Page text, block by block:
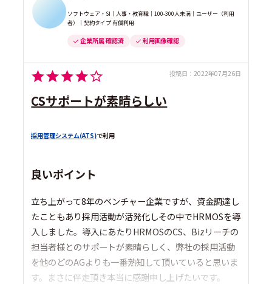
ソフトウェア・SI｜人事・教育職｜100-300人未満｜ユーザー（利用
者）｜契約タイプ 有償利用
企業所属 確認済 利用画像確認
投稿日： 2022年07月26日
CSサポートが素晴らしい
採用管理システム(ATS)で利用
良いポイント
立ち上がって8年のベンチャー企業ですが、資金調達し
たこともあり採用活動が活発化しその中でHRMOSを導
入しました。導入にあたりHRMOSのCS、Bizリーチの
担当者様とのサポートが素晴らしく、弊社の採用活動
を他のどのAGよりも一番熟知して頂いていると思いま
す。まさに伴走頂き本当に感謝申し上げたいです。